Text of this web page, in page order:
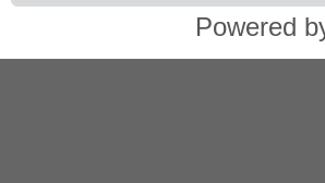
Powered